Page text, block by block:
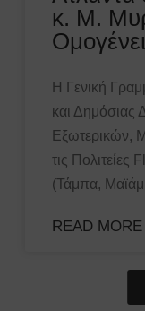
κ. Μ.
Η Γενική
και Δημόσιας
Εξωτερικών,
τις
(Τάμπα,
READ